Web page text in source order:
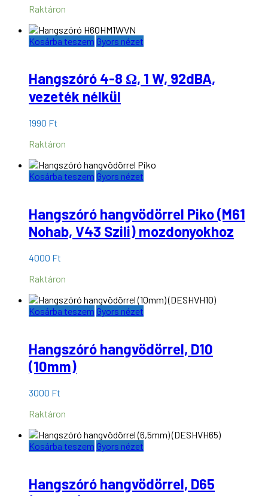
Raktáron
Kosárba teszem Gyors nézet
Hangszóró 4-8 Ω, 1 W, 92dBA,
vezeték nélkül
1990 Ft
Raktáron
Kosárba teszem Gyors nézet
Hangszóró hangvödörrel Piko (M61
Nohab, V43 Szili) mozdonyokhoz
4000 Ft
Raktáron
Kosárba teszem Gyors nézet
Hangszóró hangvödörrel, D10
(10mm)
3000 Ft
Raktáron
Kosárba teszem Gyors nézet
Hangszóró hangvödörrel, D65